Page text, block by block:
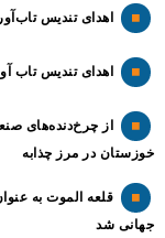
اهدای تندیس
اهدای تندیس تاب
خوزستان در مرز چذابه
قلعه الموت به
جهانی شد